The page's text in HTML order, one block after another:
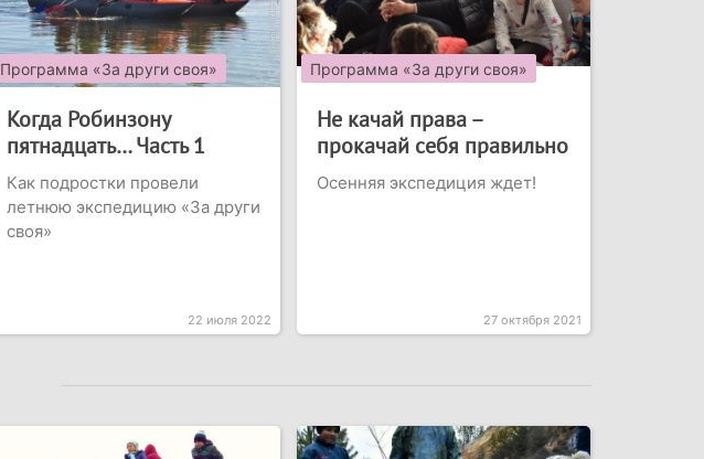
Программа «За други своя»
Когда Робинзону
пятнадцать… Часть 1
Как подростки провели
летнюю экспедицию «За други
своя»
22 июля 2022
Программа «За други своя»
Не качай права –
прокачай себя правильно
Осенняя экспедиция ждет!
27 октября 2021